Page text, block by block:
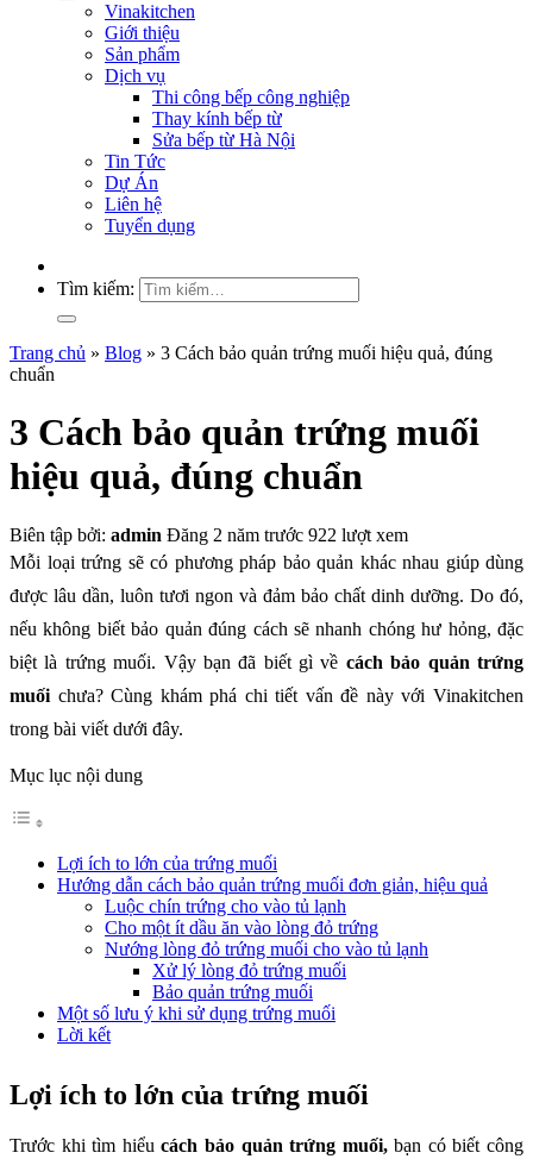
Vinakitchen
Giới thiệu
Sản phẩm
Dịch vụ
Thi công bếp công nghiệp
Thay kính bếp từ
Sửa bếp từ Hà Nội
Tin Tức
Dự Án
Liên hệ
Tuyển dụng
Tìm kiếm:
Trang chủ » Blog » 3 Cách bảo quản trứng muối hiệu quả, đúng
chuẩn
3 Cách bảo quản trứng muối
hiệu quả, đúng chuẩn
Biên tập bởi: admin Đăng 2 năm trước 922 lượt xem
Mỗi loại trứng sẽ có phương pháp bảo quản khác nhau giúp dùng
được lâu dần, luôn tươi ngon và đảm bảo chất dinh dưỡng. Do đó,
nếu không biết bảo quản đúng cách sẽ nhanh chóng hư hỏng, đặc
biệt là trứng muối. Vậy bạn đã biết gì về cách bảo quản trứng
muối chưa? Cùng khám phá chi tiết vấn đề này với Vinakitchen
trong bài viết dưới đây.
Mục lục nội dung
Lợi ích to lớn của trứng muối
Hướng dẫn cách bảo quản trứng muối đơn giản, hiệu quả
Luộc chín trứng cho vào tủ lạnh
Cho một ít dầu ăn vào lòng đỏ trứng
Nướng lòng đỏ trứng muối cho vào tủ lạnh
Xử lý lòng đỏ trứng muối
Bảo quản trứng muối
Một số lưu ý khi sử dụng trứng muối
Lời kết
Lợi ích to lớn của trứng muối
Trước khi tìm hiểucách bảo quản trứng muối,bạn có biết công